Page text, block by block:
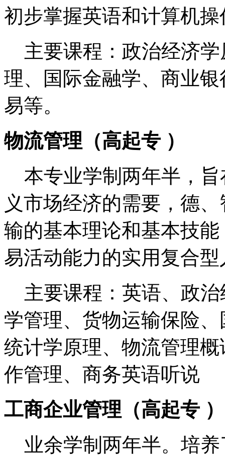
初步掌握英语和计算
主要课程：政治经济学
理、国际金融学、商业
易等。
物流管理（高起专 ）
本专业学制两年半，旨
义市场经济的需要，德
输的基本理论和基本技
易活动能力的实用复
主要课程：英语、政治
学管理、货物运输保险
统计学原理、物流管理
作管理、商务英语听说
工商企业管理（高起专 ）
业余学制两年半。培养